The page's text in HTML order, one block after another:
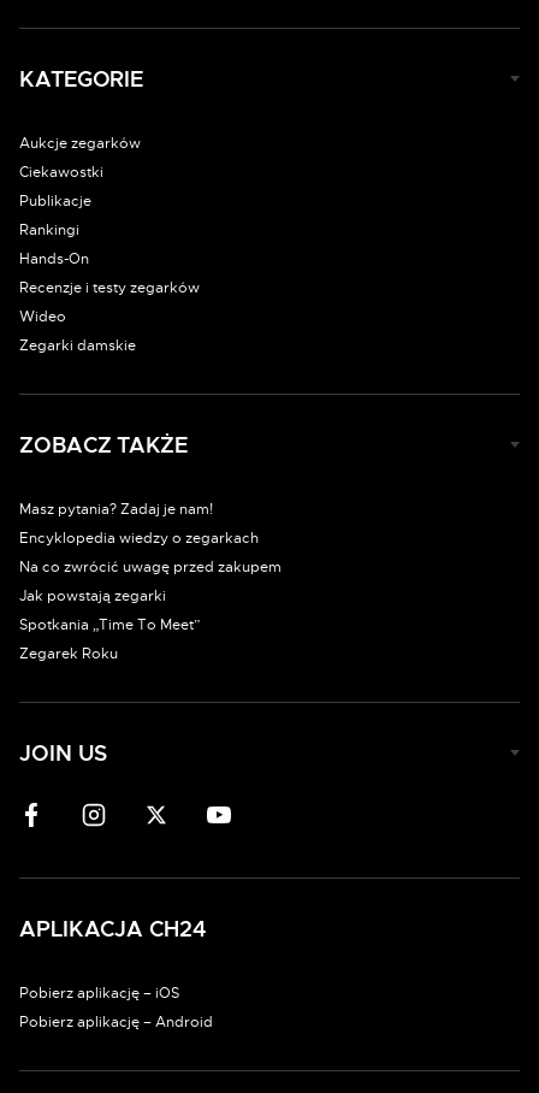
KATEGORIE
Aukcje zegarków
Ciekawostki
Publikacje
Rankingi
Hands-On
Recenzje i testy zegarków
Wideo
Zegarki damskie
ZOBACZ TAKŻE
Masz pytania? Zadaj je nam!
Encyklopedia wiedzy o zegarkach
Na co zwrócić uwagę przed zakupem
Jak powstają zegarki
Spotkania „Time To Meet”
Zegarek Roku
JOIN US
APLIKACJA CH24
Pobierz aplikację – iOS
Pobierz aplikację – Android